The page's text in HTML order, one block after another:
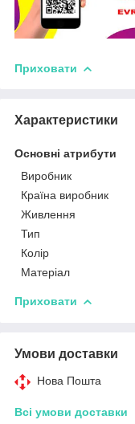
Приховати
Характеристики
Основні атрибути
Виробник
Країна виробник
Живлення
Тип
Колір
Матеріал
Приховати
Умови доставки
Нова Пошта
Всі умови доставки